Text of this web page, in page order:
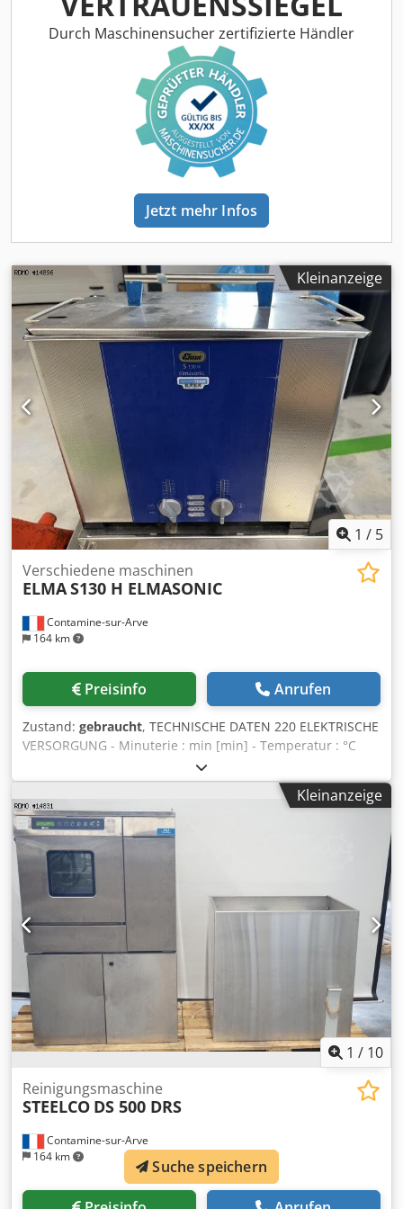
Maschinengewicht : 5,6 [kg]
Durch Maschinensucher zertifizierte Händler
Jetzt mehr Infos
Kleinanzeige
1 / 5
Contamine-sur-Arve
164 km
Verschiedene maschinen
ELMAS130 H ELMASONIC
Preisinfo Anrufen
Zustand: gebraucht, TECHNISCHE DATEN 220 ELEKTRISCHE
VERSORGUNG - Minuterie : min [min] - Temperatur : °C
Kleinanzeige
1 / 10
Contamine-sur-Arve
164 km
Reinigungsmaschine
STEELCO DS 500 DRS
Suche speichern